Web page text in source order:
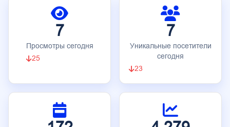
7
Просмотры сегодня
25
7
Уникальные посетители
сегодня
23